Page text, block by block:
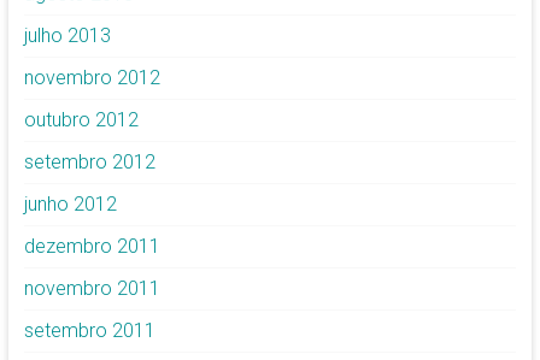
julho 2013
novembro 2012
outubro 2012
setembro 2012
junho 2012
dezembro 2011
novembro 2011
setembro 2011